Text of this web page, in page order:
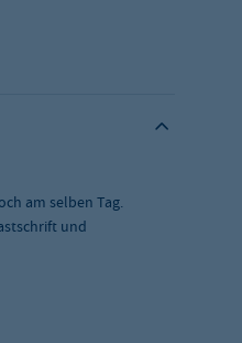
am selben Tag.
und